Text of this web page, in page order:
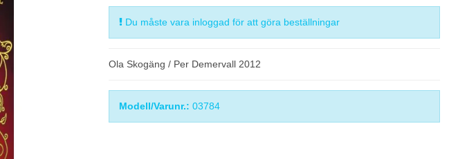
Du måste vara inloggad för att göra beställningar
Ola Skogäng / Per Demervall 2012
Modell/Varunr.: 03784